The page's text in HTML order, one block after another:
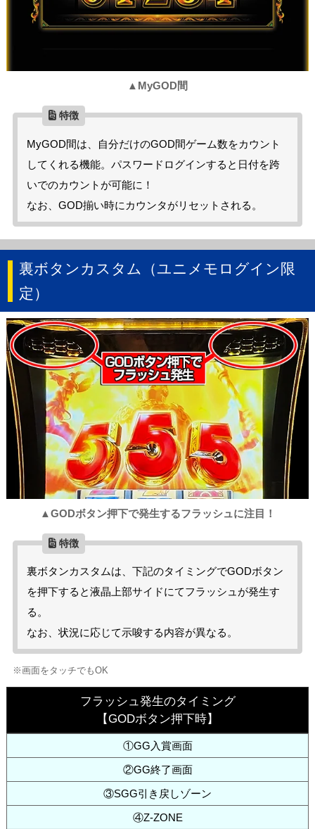
▲MyGOD間
MyGOD間は、自分だけのGOD間ゲーム数をカウント
してくれる機能。パスワードログインすると日付を跨
いでのカウントが可能に！
なお、GOD揃い時にカウンタがリセットされる。
裏ボタンカスタム（ユニメモログイン限
定）
▲GODボタン押下で発生するフラッシュに注目！
裏ボタンカスタムは、下記のタイミングでGODボタン
を押下すると液晶上部サイドにてフラッシュが発生す
る。
なお、状況に応じて示唆する内容が異なる。
※画面をタッチでもOK
フラッシュ発生のタイミング
【GODボタン押下時】
①GG入賞画面
②GG終了画面
③SGG引き戻しゾーン
④Z-ZONE